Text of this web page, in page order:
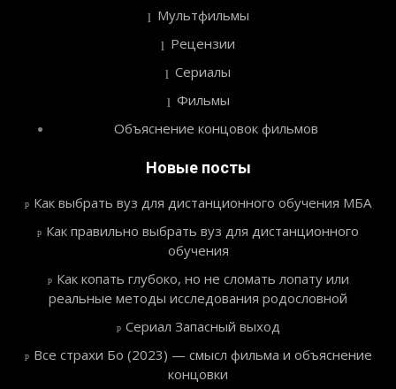
Мультфильмы
Рецензии
Сериалы
Фильмы
Объяснение концовок фильмов
Новые посты
Как выбрать вуз для дистанционного обучения МБА
Как правильно выбрать вуз для дистанционного
обучения
Как копать глубоко, но не сломать лопату или
реальные методы исследования родословной
Сериал Запасный выход
Все страхи Бо (2023) — смысл фильма и объяснение
концовки